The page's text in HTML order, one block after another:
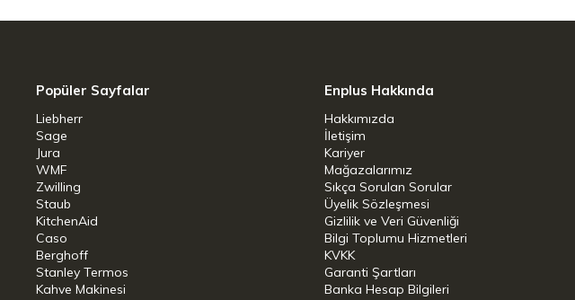
Bakım :Elde yıkama öneririz
Popüler Sayfalar
Liebherr
Sage
Jura
WMF
Zwilling
Staub
KitchenAid
Caso
Berghoff
Stanley Termos
Kahve Makinesi
Enplus Hakkında
Hakkımızda
İletişim
Kariyer
Mağazalarımız
Sıkça Sorulan Sorular
Üyelik Sözleşmesi
Gizlilik ve Veri Güvenliği
Bilgi Toplumu Hizmetleri
KVKK
Garanti Şartları
Banka Hesap Bilgileri